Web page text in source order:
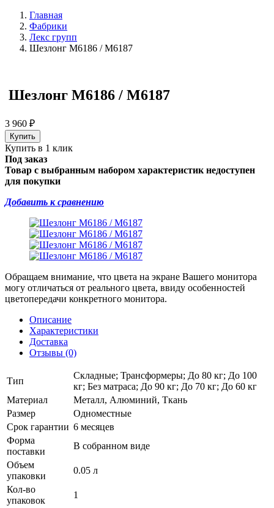
Главная
Фабрики
Лекс групп
Шезлонг М6186 / М6187
Шезлонг М6186 / М6187
3 960 ₽
Купить в 1 клик
Под заказ
Товар с выбранным набором характеристик недоступен
для покупки
Добавить к сравнению
Обращаем внимание, что цвета на экране Вашего монитора
могу отличаться от реального цвета, ввиду особенностей
цветопередачи конкретного монитора.
Описание
Характеристики
Доставка
Отзывы (0)
Тип
Складные; Трансформеры; До 80 кг; До 100
кг; Без матраса; До 90 кг; До 70 кг; До 60 кг
Материал
Металл, Алюминий, Ткань
Размер
Одноместные
Срок гарантии 6 месяцев
Форма
поставки
В собранном виде
Объем
упаковки
0.05 л
Кол-во
упаковок
1